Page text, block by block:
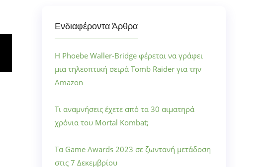
Ενδιαφέροντα Άρθρα
Η Phoebe Waller-Bridge φέρεται να γράφει
μια τηλεοπτική σειρά Tomb Raider για την
Amazon
Τι αναμνήσεις έχετε από τα 30 αιματηρά
χρόνια του Mortal Kombat;
Τα Game Awards 2023 σε ζωντανή μετάδοση
στις 7 Δεκεμβρίου